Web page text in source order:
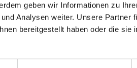
geben wir Informationen zu
Analysen weiter. Unsere Partner
bereitgestellt haben oder die sie